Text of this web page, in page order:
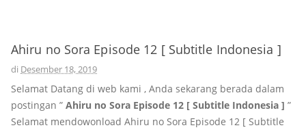
Ahiru no Sora Episode 12 [ Subtitle Indonesia ]
di Desember 18, 2019
Selamat Datang di web kami , Anda sekarang berada dalam
postingan ” Ahiru no Sora Episode 12 [ Subtitle Indonesia ] ”
Selamat mendowonload Ahiru no Sora Episode 12 [ Subtitle